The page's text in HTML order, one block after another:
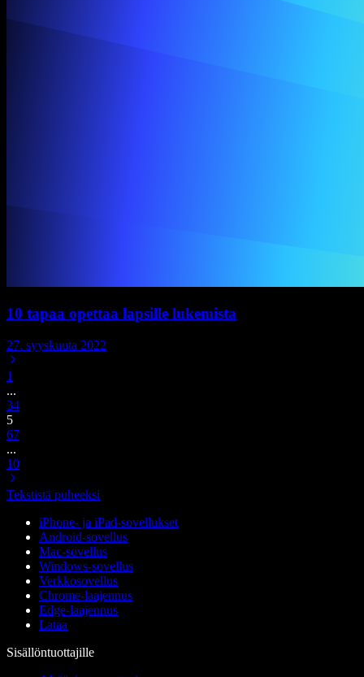
10 tapaa opettaa lapsille lukemista
27. syyskuuta 2022
1
...
34
5
67
...
10
Tekstistä puheeksi
iPhone- ja iPad-sovellukset
Android-sovellus
Mac-sovellus
Windows-sovellus
Verkkosovellus
Chrome-laajennus
Edge-laajennus
Lataa
Sisällöntuottajille